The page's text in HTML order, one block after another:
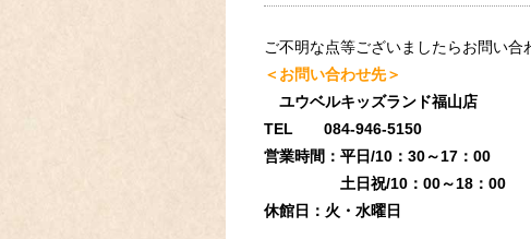
ご不明な点等ございましたらお問い合
＜お問い合わせ先＞
ユウベルキッズランド福山店
TEL 084-946-5150
営業時間：平日/10：30～17
土日祝/10：00～18：00
休館日：火・水曜日